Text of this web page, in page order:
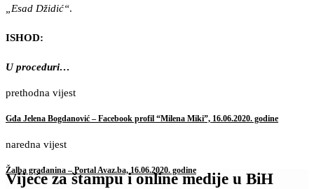
„Esad Džidić“.
ISHOD:
U proceduri…
prethodna vijest
Gđa Jelena Bogdanović – Facebook profil “Milena Miki”, 16.06.2020. godine
naredna vijest
Žalba građanina – Portal Avaz.ba, 16.06.2020. godine
Vijeće za štampu i online medije u BiH